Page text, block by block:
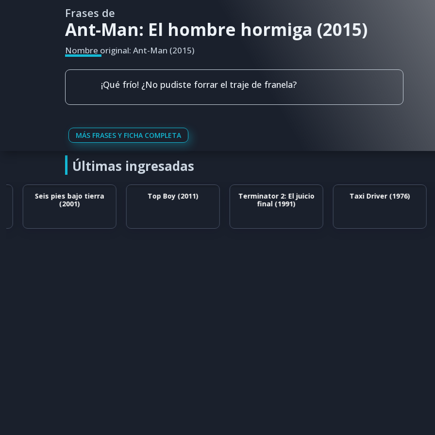
Frases de
Ant-Man: El hombre hormiga (2015)
Nombre original: Ant-Man (2015)
¡Qué frío! ¿No pudiste forrar el traje de franela?
MÁS FRASES Y FICHA COMPLETA
Últimas ingresadas
Seis pies bajo tierra
(2001)
Top Boy (2011)
Terminator 2: El juicio
final (1991)
Taxi Driver (1976)